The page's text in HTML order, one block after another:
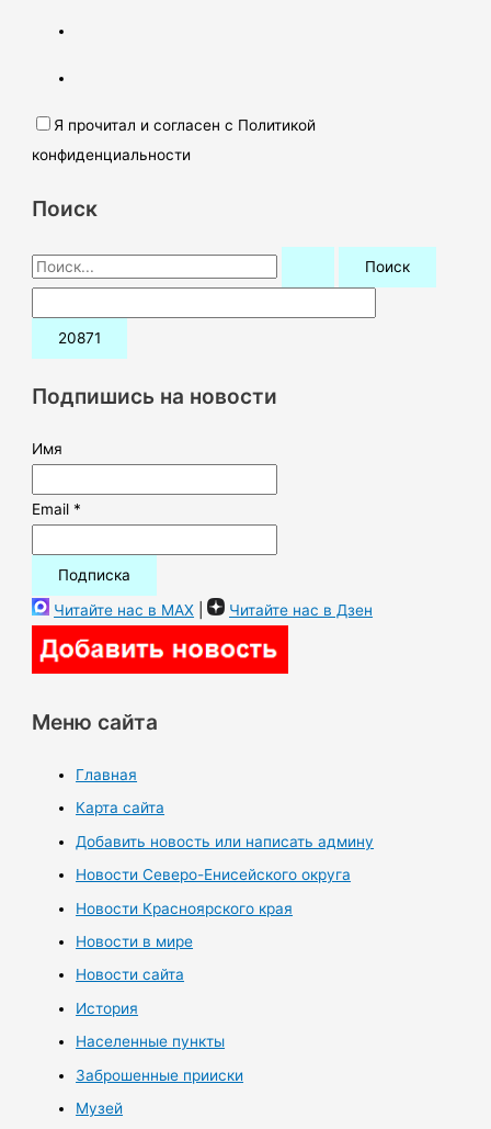
Я прочитал и согласен с Политикой
конфиденциальности
Поиск
П
о
и
:Подпишись на новости
Имя
Email *
Читайте нас в MAX | Читайте нас в Дзен
Меню сайта
Главная
Карта сайта
Добавить новость или написать админу
Новости Северо-Енисейского округа
Новости Красноярского края
Новости в мире
Новости сайта
История
Населенные пункты
Заброшенные прииски
Музей